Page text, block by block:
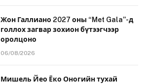
Жон Галлиано 2027 оны “Met Gala”-д
голлох загвар зохион бүтээгчээр
оролцоно
06/08/2026
Мишель Йео Ёко Оногийн тухай